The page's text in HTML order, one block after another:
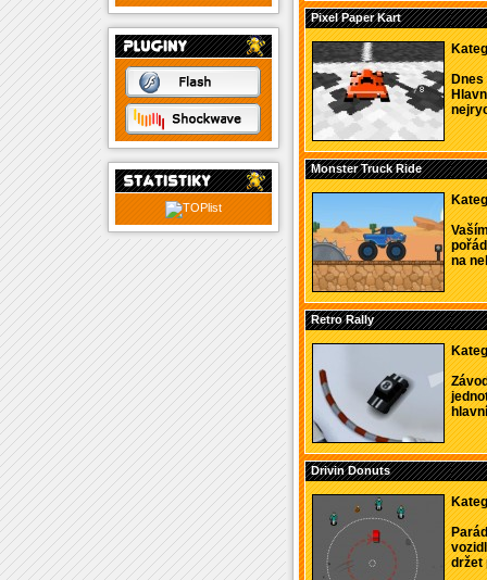
Pixel Paper Kart
Dnes
Monster Truck Ride
na
Retro Rally
Drivin Donuts
držet